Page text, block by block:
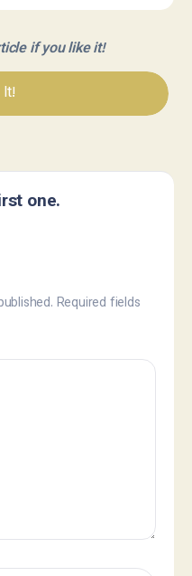
if you like it!
one.
Required fields